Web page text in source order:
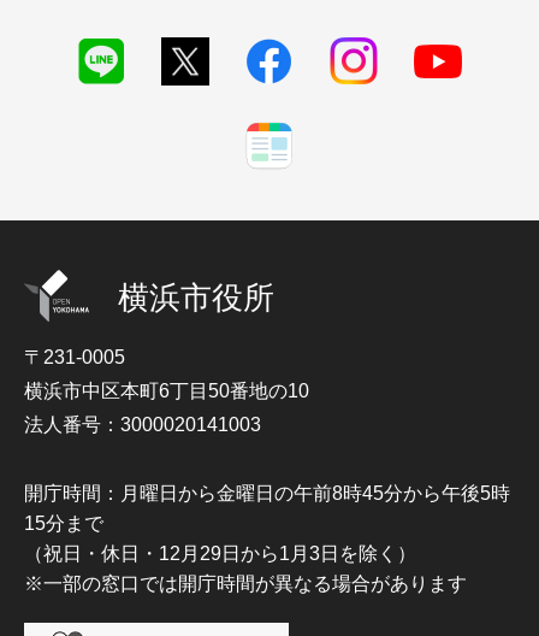
横浜市役所
〒231-0005
横浜市中区本町6丁目50番地の10
法人番号：3000020141003
開庁時間：月曜日から金曜日の午前8時45分から午後5時
15分まで
（祝日・休日・12月29日から1月3日を除く）
※一部の窓口では開庁時間が異なる場合があります